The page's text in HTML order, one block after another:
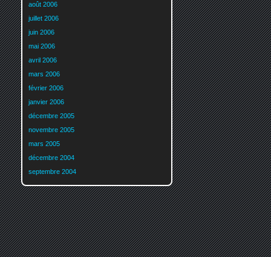
août 2006
juillet 2006
juin 2006
mai 2006
avril 2006
mars 2006
février 2006
janvier 2006
décembre 2005
novembre 2005
mars 2005
décembre 2004
septembre 2004